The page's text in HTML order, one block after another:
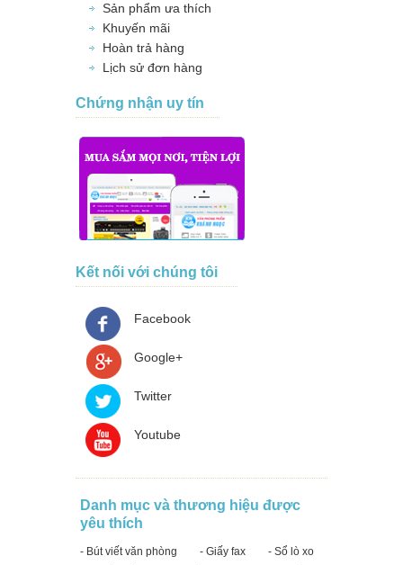
Sản phẩm ưa thích
Khuyến mãi
Hoàn trả hàng
Lịch sử đơn hàng
Chứng nhận uy tín
Kết nối với chúng tôi
Facebook
Google+
Twitter
Youtube
Danh mục và thương hiệu được
yêu thích
- Bút viết văn phòng - Giấy fax
- Sổ lò xo